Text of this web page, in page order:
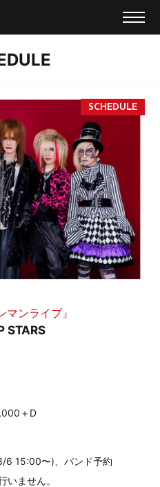
マンライブ』
STARS
＋D
6 15:00〜)、バンド予約
いません。